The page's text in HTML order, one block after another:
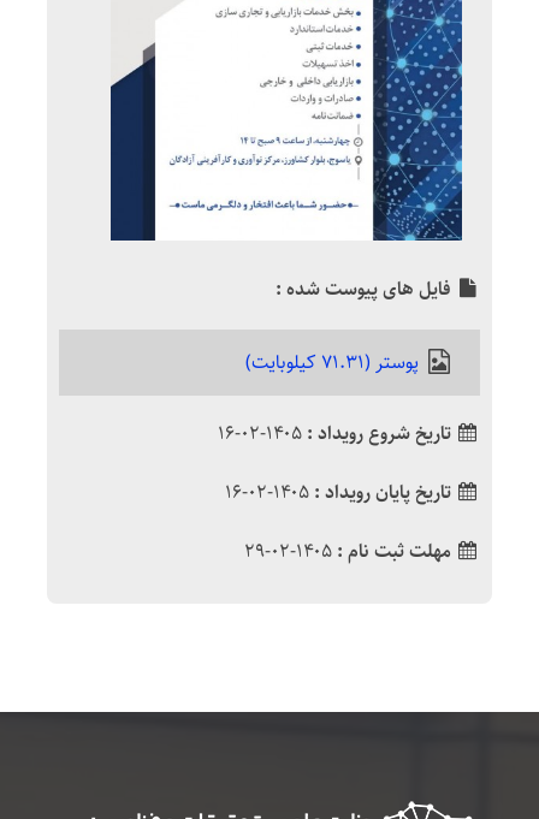
فایل های پیوست شده :
پوستر (71.31 کیلوبایت)
تاریخ شروع رویداد : ۱۴۰۵-۰۲-۱۶
تاریخ پایان رویداد :۱۴۰۵-۰۲-۱۶
مهلت ثبت نام :۱۴۰۵-۰۲-۲۹